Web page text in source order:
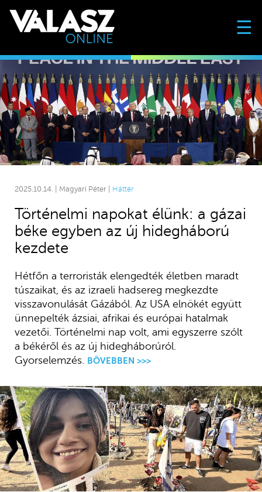
☰
2025.10.14. | Magyari Péter | Háttér
Történelmi napokat élünk: a gázai
béke egyben az új hidegháború
kezdete
Hétfőn a terroristák elengedték életben maradt
túszaikat, és az izraeli hadsereg megkezdte
visszavonulását Gázából. Az USA elnökét együtt
ünnepelték ázsiai, afrikai és európai hatalmak
vezetői. Történelmi nap volt, ami egyszerre szólt
a békéről és az új hidegháborúról.
Gyorselemzés. BŐVEBBEN >>>